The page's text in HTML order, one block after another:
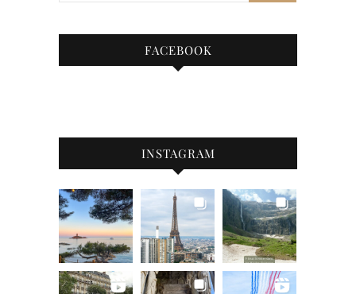
FACEBOOK
INSTAGRAM